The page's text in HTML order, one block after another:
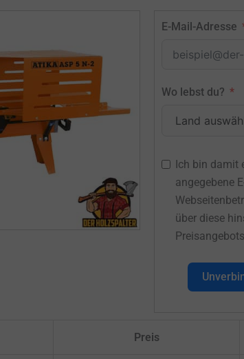
E-Mail-Adresse
Wo lebst du?
Ich bin damit
angegebene
über diese
Preis